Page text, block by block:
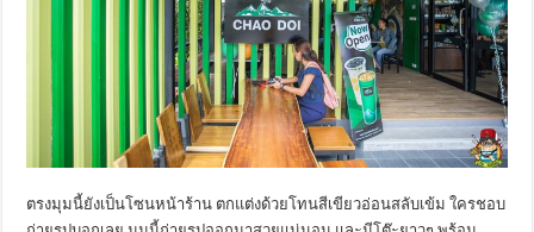
ตรงมุมนี้ยังเป็นโซนหน้าร้าน ตกแต่งด้วยโทนสีเขียวอ่อนสลับเข้ม ใครชอบ